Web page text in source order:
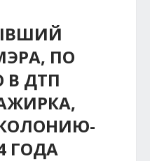
ПО
В ДТП
ГОДА